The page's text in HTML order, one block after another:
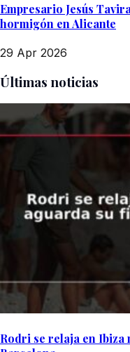
Empresario Jesús
hormigón en Alicante
29 Apr 2026
Últimas noticias
Rodri se relaja en Ibiza